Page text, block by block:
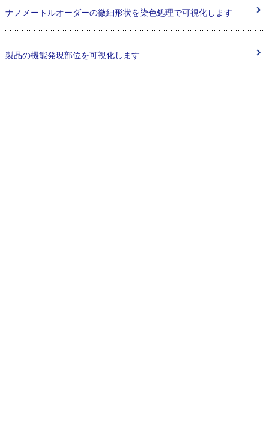
ナノメートルオーダーの微細形状を染色処理で可視化します
製品の機能発現部位を可視化します